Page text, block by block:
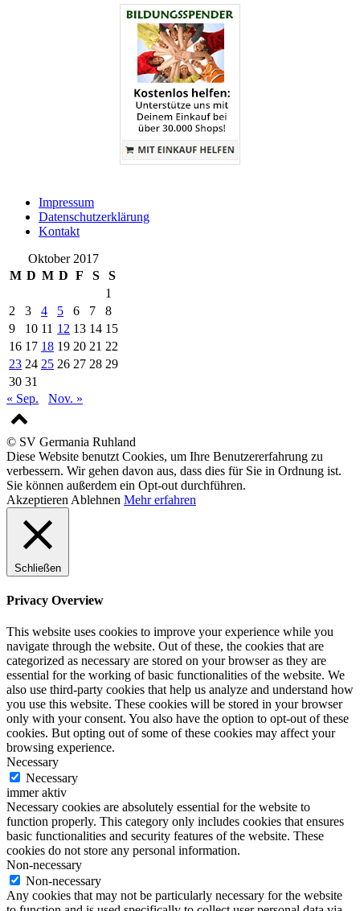
Impressum
Datenschutzerklärung
Kontakt
Oktober 2017
M D M D F S
S
1
2
3 4 5 6 7
8
9
10 11 12 13 14 15
16 17 18 19 20 21 22
23 24 25 26 27 28 29
30 31
« Sep.
Nov. »
© SV Germania Ruhland
Diese Website benutzt Cookies, um Ihre Benutzererfahrung zu
verbessern. Wir gehen davon aus, dass dies für Sie in Ordnung ist.
Sie können außerdem ein Opt-out durchführen.
Akzeptieren Ablehnen Mehr erfahren
Schließen
Privacy Overview
This website uses cookies to improve your experience while you
navigate through the website. Out of these, the cookies that are
categorized as necessary are stored on your browser as they are
essential for the working of basic functionalities of the website. We
also use third-party cookies that help us analyze and understand how
you use this website. These cookies will be stored in your browser
only with your consent. You also have the option to opt-out of these
cookies. But opting out of some of these cookies may affect your
browsing experience.
Necessary
Necessary
immer aktiv
Necessary cookies are absolutely essential for the website to
function properly. This category only includes cookies that ensures
basic functionalities and security features of the website. These
cookies do not store any personal information.
Non-necessary
Non-necessary
Any cookies that may not be particularly necessary for the website